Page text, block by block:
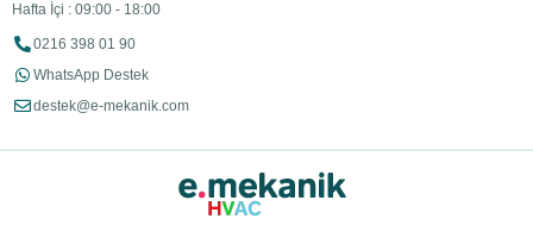
Hafta İçi : 09:00 - 18:00
0216 398 01 90
WhatsApp Destek
destek@e-mekanik.com